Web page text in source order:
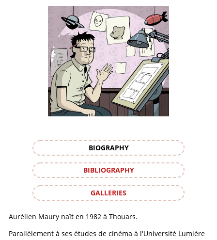
BIOGRAPHY
BIBLIOGRAPHY
GALLERIES
Aurélien Maury naît en 1982 à Thouars.
Parallèlement à ses études de cinéma à l'Université Lumière